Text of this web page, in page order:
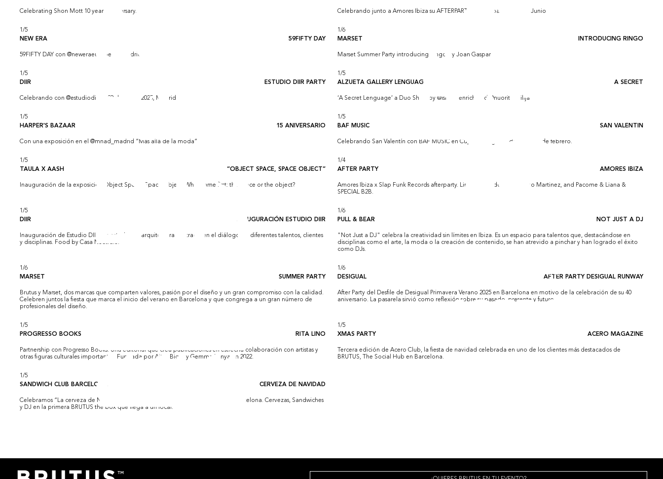
Celebrating Shon Mott 10 year anniversary. Celebrando junto a Amores Ibiza su AFTERPARTY 2025 el pasado 13 de Junio
1 /5
NEW ERA
59FIFTY DAY
59FIFTY DAY con @neweraeurope en Madrid
1 /6
MARSET
INTRODUCING RINGO
Marset Summer Party introducing Ringo by Joan Gaspar
1 /5
DIIR
ESTUDIO DIIR PARTY
Celebrando con @estudiodiir el 29 de mayo 2025, Madrid
1 /5
ALZUETA GALLERY LENGUAGE
A SECRET
‘A Secret Lenguage’ a Duo Show by @isidre_enrich and @nuoritaiteilija
1 /5
HARPER'S BAZAAR
15 ANIVERSARIO
Con una exposición en el @mnad_madrid “Más allá de la moda”
1 /5
BAF MUSIC
SAN VALENTIN
Celebrando San Valentín con BAF MUSIC en Cupra Garage Madrid este 14 de febrero.
1 /5
TAULA X AASH
“OBJECT SPACE, SPACE OBJECT”
Inauguración de la exposición Object Space, Space Object. What came first: the space or the object?
1 /4
AFTER PARTY
AMORES IBIZA
Amores Ibiza x Slap Funk Records afterparty. Lineup: Doudou MD, Hugo Martinez, and Pacome & Liana &
SPECIAL B2B.
1 /5
DIIR
INAUGURACIÓN ESTUDIO DIIR
Inauguración de Estudio DIIR, un estudio de arquitectura centrado en el diálogo de diferentes talentos, clientes
y disciplinas. Food by Casa Neutrale.
1 /6
PULL & BEAR
NOT JUST A DJ
"Not Just a DJ" celebra la creatividad sin límites en Ibiza. Es un espacio para talentos que, destacándose en
disciplinas como el arte, la moda o la creación de contenido, se han atrevido a pinchar y han logrado el éxito
como DJs.
1 /6
MARSET
SUMMER PARTY
Brutus y Marset, dos marcas que comparten valores, pasión por el diseño y un gran compromiso con la calidad.
Celebren juntos la fiesta que marca el inicio del verano en Barcelona y que congrega a un gran número de
profesionales del diseño.
1 /6
DESIGUAL
AFTER PARTY DESIGUAL RUNWAY
After Party del Desfile de Desigual Primavera Verano 2025 en Barcelona en motivo de la celebración de su 40
aniversario. La pasarela sirvió como reflexión sobre su pasado, presente y futuro.
1 /5
PROGRESSO BOOKS
RITA LINO
Partnership con Progresso Books. Una editorial que crea publicaciones en estrecha colaboración con artistas y
otras figuras culturales importantes. Fundada por Aitor Bigas y Gemma Penya en 2022.
1 /5
XMAS PARTY
ACERO MAGAZINE
Tercera edición de Acero Club, la fiesta de navidad celebrada en uno de los clientes más destacados de
BRUTUS, The Social Hub en Barcelona.
1 /5
SANDWICH CLUB BARCELONA
CERVEZA DE NAVIDAD
Celebramos “La cerveza de Navidad” junto con los amigos de Sándwich Club Barcelona. Cervezas, Sandwiches
y DJ en la primera BRUTUS the box que llega a un local.